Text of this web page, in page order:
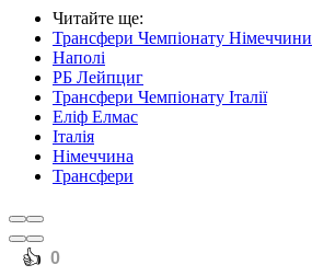
Читайте ще:
Трансфери Чемпіонату Німеччини
Наполі
РБ Лейпциг
Трансфери Чемпіонату Італії
Еліф Елмас
Італія
Німеччина
Трансфери
️👍 0